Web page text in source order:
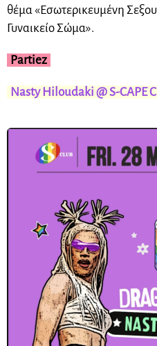
θέμα «Εσωτερικευμένη
Γυναικείο Σώμα».
Partiez
Nasty Hiloudaki @ S-CAPE